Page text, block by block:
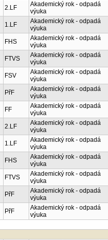
2.LF
Akademický rok - odpadá
výuka
1.LF
Akademický rok - odpadá
výuka
FHS
Akademický rok - odpadá
výuka
FTVS
Akademický rok - odpadá
výuka
FSV
Akademický rok - odpadá
výuka
PřF
Akademický rok - odpadá
výuka
FF
Akademický rok - odpadá
výuka
2.LF
Akademický rok - odpadá
výuka
1.LF
Akademický rok - odpadá
výuka
FHS
Akademický rok - odpadá
výuka
FTVS
Akademický rok - odpadá
výuka
PřF
Akademický rok - odpadá
výuka
PřF
Akademický rok - odpadá
výuka